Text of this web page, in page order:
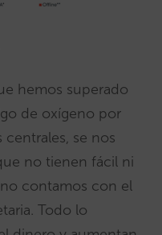
hemos superado
de oxígeno por
se nos
no tienen fácil ni
contamos con el
Todo lo